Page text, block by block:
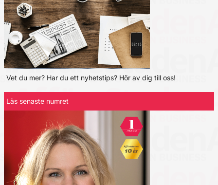
Vet du mer? Har du ett nyhetstips? Hör av dig till oss!
Läs senaste numret